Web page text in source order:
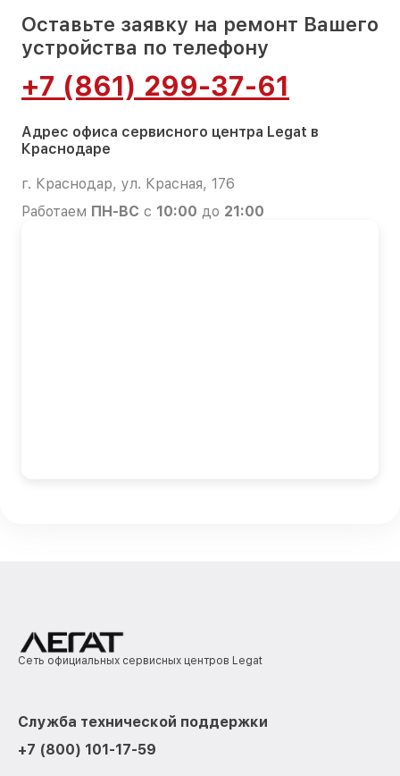
Оставьте заявку на ремонт Вашего
устройства по телефону
+7 (861) 299-37-61
Адрес офиса сервисного центра Legat в
Краснодаре
г. Краснодар, ул. Красная, 176
Работаем ПН-ВС с 10:00 до 21:00
Сеть официальных сервисных центров Legat
Служба технической поддержки
+7 (800) 101-17-59